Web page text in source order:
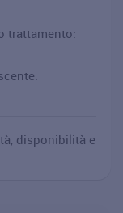
trattamento:
disponibilità e